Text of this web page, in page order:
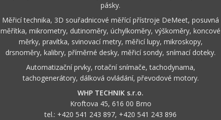
pásky.
Měřicí technika, 3D souřadnicové měřící přístroje DeMeet, posuvná
měřítka, mikrometry, dutinoměry, úchylkoměry, výškoměry, koncové
měrky, pravítka, svinovací metry, měřicí lupy, mikroskopy,
drsnoměry, kalibry, příměrné desky, měřicí sondy, snímací doteky.
Automatizační prvky, rotační snímače, tachodynama,
tachogenerátory, dálková ovládání, převodové motory.
WHP TECHNIK s.r.o.
Kroftova 45, 616 00 Brno
tel.: +420 541 243 897, +420 541 243 896